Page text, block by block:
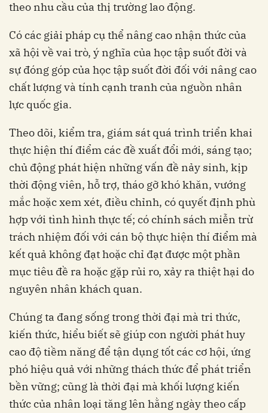
theo nhu cầu của thị trường lao động.
Có các giải pháp cụ thể nâng cao nhận thức của
xã hội về vai trò, ý nghĩa của học tập suốt đời và
sự đóng góp của học tập suốt đời đối với nâng cao
chất lượng và tính cạnh tranh của nguồn nhân
lực quốc gia.
Theo dõi, kiểm tra, giám sát quá trình triển khai
thực hiện thí điểm các đề xuất đổi mới, sáng tạo;
chủ động phát hiện những vấn đề nảy sinh, kịp
thời động viên, hỗ trợ, tháo gỡ khó khăn, vướng
mắc hoặc xem xét, điều chỉnh, có quyết định phù
hợp với tình hình thực tế; có chính sách miễn trừ
trách nhiệm đối với cán bộ thực hiện thí điểm mà
kết quả không đạt hoặc chỉ đạt được một phần
mục tiêu đề ra hoặc gặp rủi ro, xảy ra thiệt hại do
nguyên nhân khách quan.
Chúng ta đang sống trong thời đại mà tri thức,
kiến thức, hiểu biết sẽ giúp con người phát huy
cao độ tiềm năng để tận dụng tốt các cơ hội, ứng
phó hiệu quả với những thách thức để phát triển
bền vững; cũng là thời đại mà khối lượng kiến
thức của nhân loại tăng lên hằng ngày theo cấp